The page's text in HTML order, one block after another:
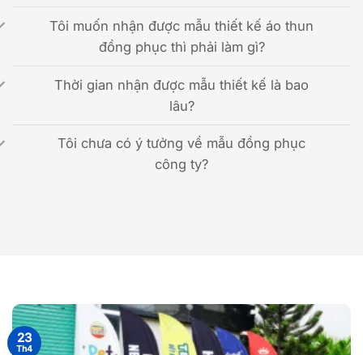
Tôi muốn nhận được mẫu thiết kế áo thun
đồng phục thì phải làm gì?
Thời gian nhận được mẫu thiết kế là bao
lâu?
Tôi chưa có ý tưởng về mẫu đồng phục
công ty?
23
Th4